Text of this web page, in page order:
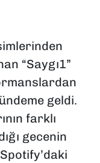
“Saygı1”
geldi.
farklı
gecenin